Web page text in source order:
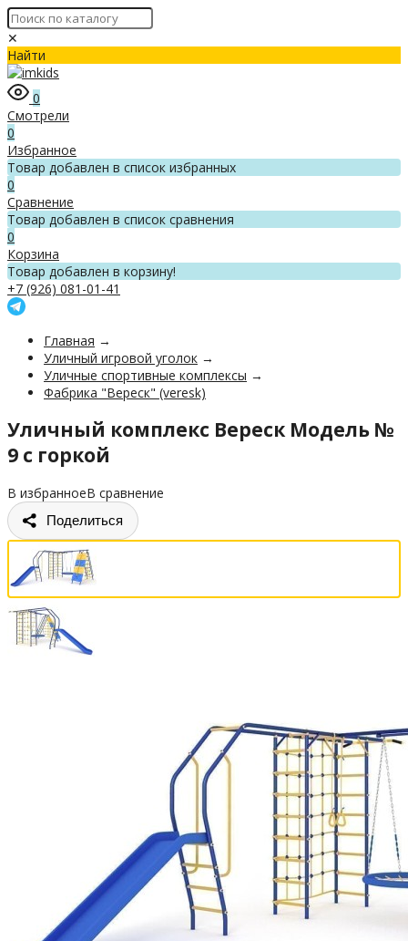
✕
Найти
0
Смотрели
0
Избранное
Товар добавлен в список избранных
0
Сравнение
Товар добавлен в список сравнения
0
Корзина
Товар добавлен в корзину!
+7 (926) 081-01-41
Главная →
Уличный игровой уголок →
Уличные спортивные комплексы →
Фабрика "Вереск" (veresk)
Уличный комплекс Вереск Модель №
9 с горкой
В избранноеВ сравнение
Поделиться